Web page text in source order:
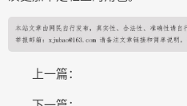
上一篇：